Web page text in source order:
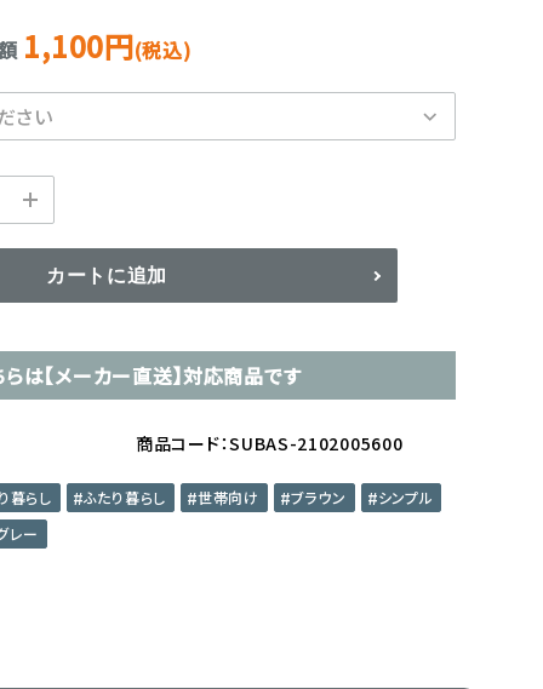
1,100円(税込)
カートに追加
らは【メーカー直送】対応商品です
商品コード：SUBAS-2102005600
暮らし ふたり暮らし 世帯向け ブラウン
シンプル
レー